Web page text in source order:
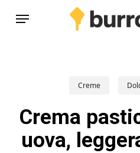
Menu
Creme
Crema
uova,